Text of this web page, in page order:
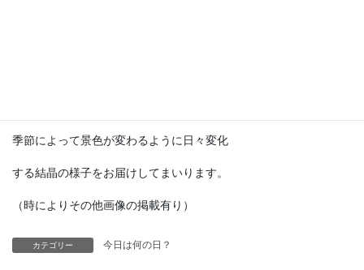
季節によって景色が変わるように日々変化
する結晶の様子をお届けしてまいります。
（時によりその他画像の掲載有り）
カテゴリー 今日は何の日？